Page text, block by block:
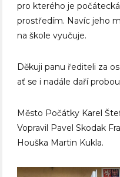
pro kterého je
prostředím. Navíc jeho
na škole vyučuje.
Děkuji panu řediteli za
ať se i nadále daří
Město Počátky Karel
Vopravil
Pavel Skodak
Houška Martin Kukla.